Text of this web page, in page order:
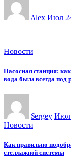
Alex Июл
Новости
Насосная станция:
вода была всегда под
Sergey Июл
Новости
Как правильно
стеллажной системы